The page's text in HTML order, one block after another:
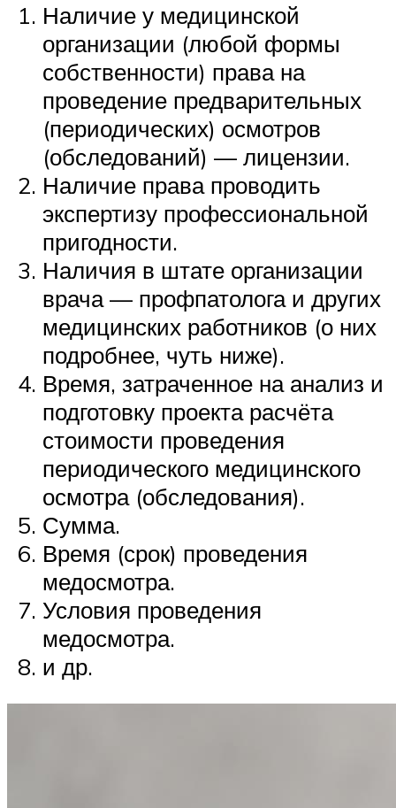
Наличие у медицинской
организации (любой формы
собственности) права на
проведение предварительных
(периодических) осмотров
(обследований) — лицензии.
Наличие права проводить
экспертизу профессиональной
пригодности.
Наличия в штате организации
врача — профпатолога и других
медицинских работников (о них
подробнее, чуть ниже).
Время, затраченное на анализ и
подготовку проекта расчёта
стоимости проведения
периодического медицинского
осмотра (обследования).
Сумма.
Время (срок) проведения
медосмотра.
Условия проведения
медосмотра.
и др.